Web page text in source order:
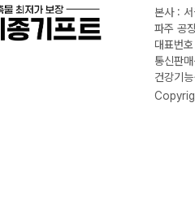
본사 :
파주 공
대표번
통신판
건강기